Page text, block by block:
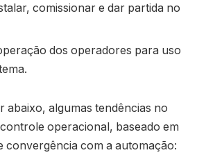
comissionar e dar partida no
dos operadores para uso
abaixo, algumas tendências no
operacional, baseado em
convergência com a automação: